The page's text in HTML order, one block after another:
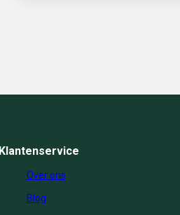
Klantenservice
Over ons
Blog